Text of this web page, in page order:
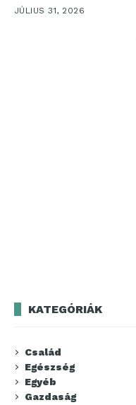
JÚLIUS 31, 2026
KATEGÓRIÁK
Család
Egészség
Egyéb
Gazdaság